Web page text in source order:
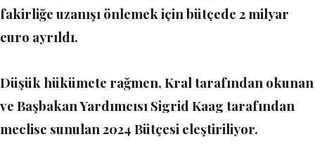
fakirliğe uzanışı önlemek için bütçede 2 milyar
euro ayrıldı.
Düşük hükümete rağmen, Kral tarafından okunan
ve Başbakan Yardımcısı Sigrid Kaag tarafından
meclise sunulan 2024 Bütçesi eleştiriliyor.